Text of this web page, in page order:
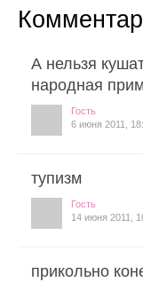
А нельзя
народная
Гость
6 июня 2011,
тупизм
Гость
14 июня 2011,
прикольно